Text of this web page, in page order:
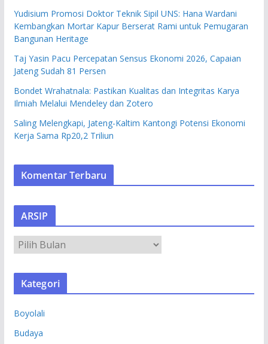
Yudisium Promosi Doktor Teknik Sipil UNS: Hana Wardani
Kembangkan Mortar Kapur Berserat Rami untuk Pemugaran
Bangunan Heritage
Taj Yasin Pacu Percepatan Sensus Ekonomi 2026, Capaian
Jateng Sudah 81 Persen
Bondet Wrahatnala: Pastikan Kualitas dan Integritas Karya
Ilmiah Melalui Mendeley dan Zotero
Saling Melengkapi, Jateng-Kaltim Kantongi Potensi Ekonomi
Kerja Sama Rp20,2 Triliun
Komentar Terbaru
ARSIP
R
S
Kategori
Boyolali
Budaya